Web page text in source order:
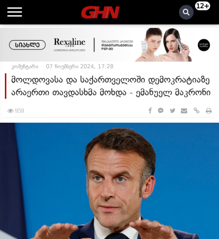
12+
კომენტარი 07 ნოემბერი 2024, 17:28
მოლდოვასა და საქართველოში დემოკრატიაზე
არაერთი თავდასხმა მოხდა - ემანუელ მაკრონი
959